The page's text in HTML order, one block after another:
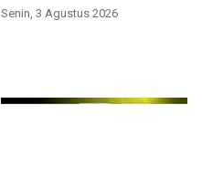
Senin, 3 Agustus 2026